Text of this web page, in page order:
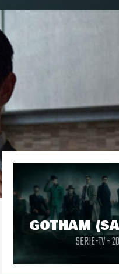
GOTHAM
SERIE-TV -